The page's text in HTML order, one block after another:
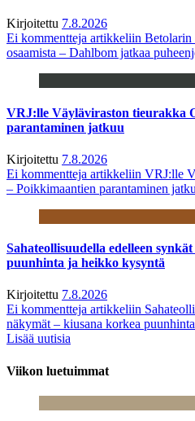
Kirjoitettu 7.8.2026
Ei kommentteja artikkeliin Betolarin
osaamista – Dahlbom jatkaa
VRJ:lle Väyläviraston tieurakka
parantaminen jatkuu
Kirjoitettu 7.8.2026
Ei kommentteja artikkeliin VRJ:lle
– Poikkimaantien parantaminen
Sahateollisuudella edelleen
puunhinta ja heikko kysyntä
Kirjoitettu 7.8.2026
Ei kommentteja artikkeliin
näkymät – kiusana korkea
Lisää uutisia
Viikon luetuimmat